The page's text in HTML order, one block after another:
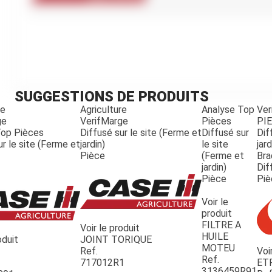
Kubota
SUGGESTIONS DE PRODUITS
Pièces
le site (Ferme et
Agriculture
VerifMarge
Diffusé sur le site (Ferme et
jardin)
Pièce
Voir le produit
JOINT TORIQUE
Ref.
717012R1
Analyse Top
Pièces
Diffusé sur
le site
(Ferme et
jardin)
Pièce
Voir le
produit
FILTRE A
HUILE
MOTEU
Ref.